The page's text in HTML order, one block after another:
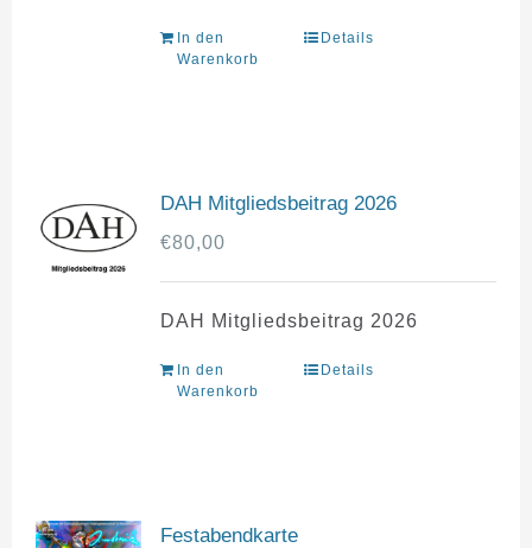
In den
Warenkorb
Details
DAH Mitgliedsbeitrag 2026
€80,00
DAH Mitgliedsbeitrag 2026
In den
Warenkorb
Details
Festabendkarte